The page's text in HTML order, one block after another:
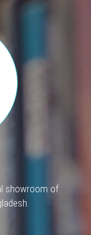
showroom of